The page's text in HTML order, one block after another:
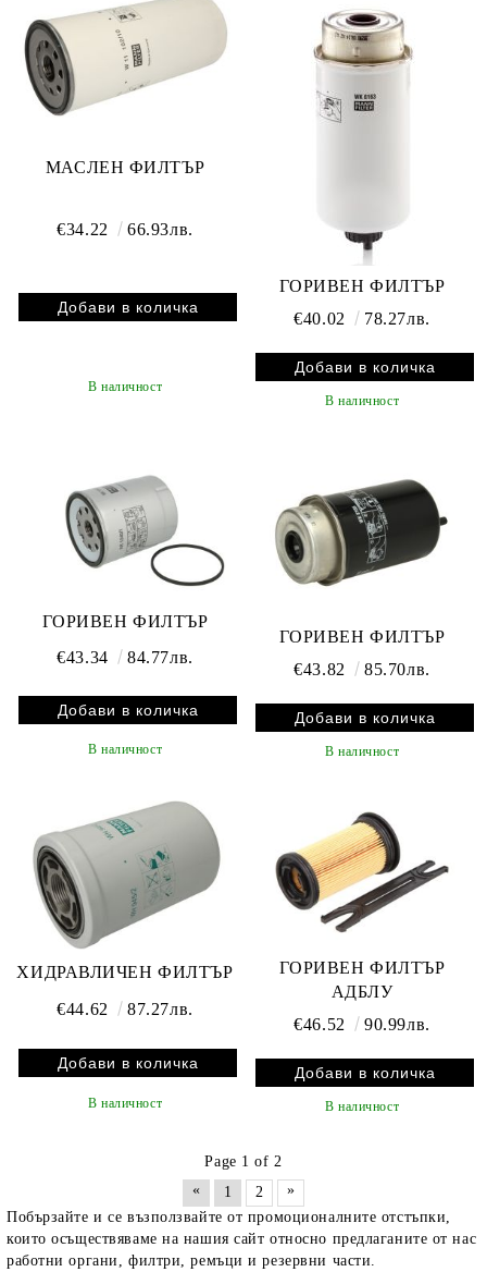
МАСЛЕН ФИЛТЪР
€34.22 66.93лв.
В наличност
ГОРИВЕН ФИЛТЪР
€40.02
78.27лв.
В наличност
ГОРИВЕН ФИЛТЪР
€43.34
84.77лв.
В наличност
ГОРИВЕН ФИЛТЪР
€43.82
85.70лв.
В наличност
ХИДРАВЛИЧЕН ФИЛТЪР
€44.62 87.27лв.
В наличност
ГОРИВЕН ФИЛТЪР
АДБЛУ
€46.52
90.99лв.
В наличност
Page 1 of 2
«
1 2
»
Побързайте и се възползвайте от промоционалните отстъпки,
които осъществяваме на нашия сайт относно предлаганите от нас
работни органи, филтри, ремъци и резервни части.